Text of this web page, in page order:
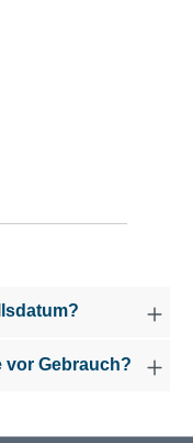
vor Gebrauch?